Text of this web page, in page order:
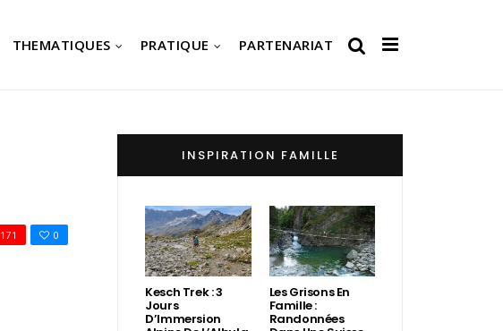
THEMATIQUES PRATIQUE PARTENARIAT
0
171
INSPIRATION FAMILLE
Kesch Trek : 3
Jours
D’Immersion
Les Grisons En
Famille :
Randonnées